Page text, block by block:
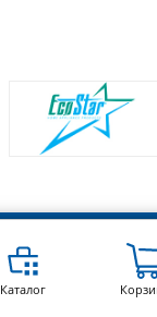
УСЛУГИ
Каталог